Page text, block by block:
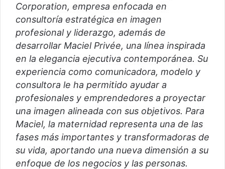
Corporation, empresa enfocada en
consultoría estratégica en imagen
profesional y liderazgo, además de
desarrollar Maciel Privée, una línea inspirada
en la elegancia ejecutiva contemporánea. Su
experiencia como comunicadora, modelo y
consultora le ha permitido ayudar a
profesionales y emprendedores a proyectar
una imagen alineada con sus objetivos. Para
Maciel, la maternidad representa una de las
fases más importantes y transformadoras de
su vida, aportando una nueva dimensión a su
enfoque de los negocios y las personas.